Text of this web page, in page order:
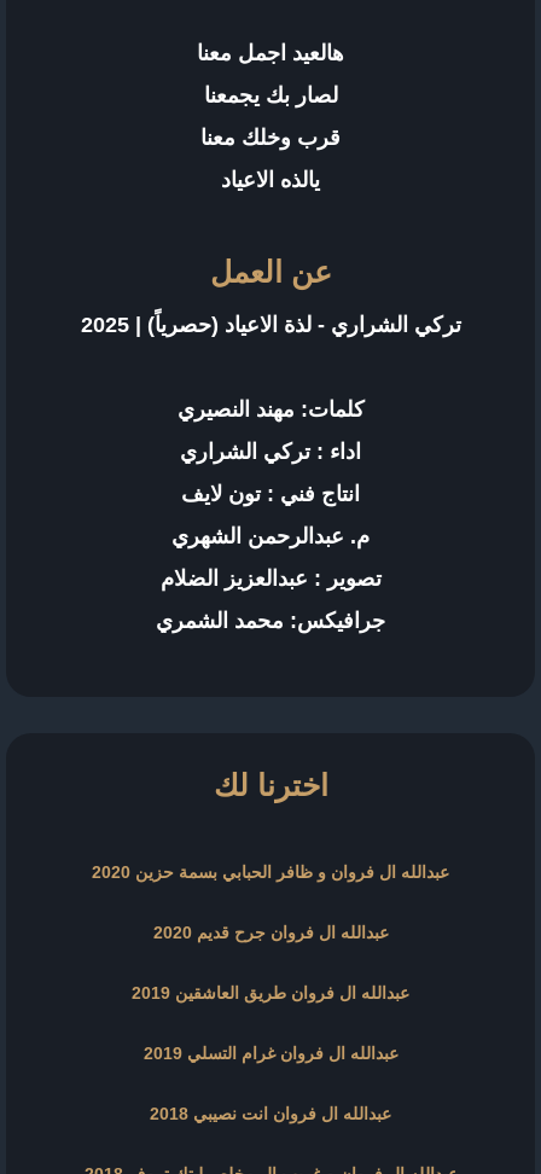
هالعيد اجمل معنا
لصار بك يجمعنا
قرب وخلك معنا
يالذه الاعياد
عن العمل
تركي الشراري - لذة الاعياد (حصرياً) | 2025
كلمات: مهند النصيري
اداء : تركي الشراري
انتاج فني : تون لايف
م. عبدالرحمن الشهري
تصوير : عبدالعزيز الضلام
جرافيكس: محمد الشمري
اخترنا لك
عبدالله ال فروان و ظافر الحبابي بسمة حزين 2020
عبدالله ال فروان جرح قديم 2020
عبدالله ال فروان طريق العاشقين 2019
عبدالله ال فروان غرام التسلي 2019
عبدالله ال فروان انت نصيبي 2018